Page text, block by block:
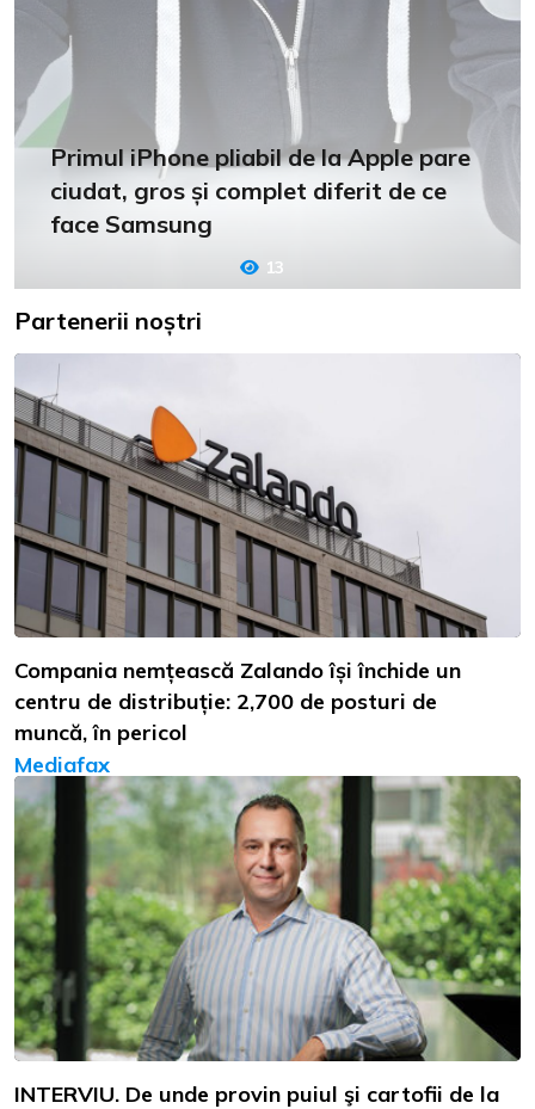
Primul iPhone pliabil de la Apple pare
ciudat, gros și complet diferit de ce
face Samsung
13
Partenerii noștri
Compania nemțească Zalando își închide un
centru de distribuție: 2,700 de posturi de
muncă, în pericol
Mediafax
INTERVIU. De unde provin puiul şi cartofii de la